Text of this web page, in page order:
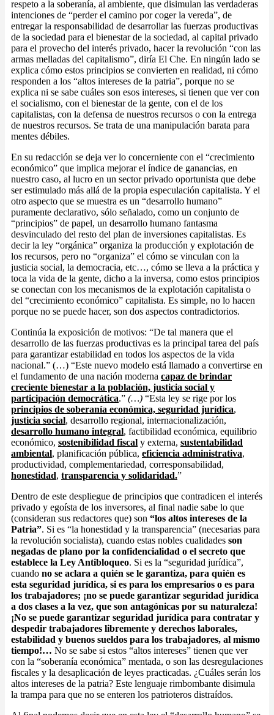
respeto a la soberanía, al ambiente, que disimulan las verdaderas
intenciones de “perder el camino por coger la vereda”, de
entregar la responsabilidad de desarrollar las fuerzas productivas
de la sociedad para el bienestar de la sociedad, al capital privado
para el provecho del interés privado, hacer la revolución “con las
armas melladas del capitalismo”, diría El Che. En ningún lado se
explica cómo estos principios se convierten en realidad, ni cómo
responden a los “altos intereses de la patria”, porque no se
explica ni se sabe cuáles son esos intereses, si tienen que ver con
el socialismo, con el bienestar de la gente, con el de los
capitalistas, con la defensa de nuestros recursos o con la entrega
de nuestros recursos. Se trata de una manipulación barata para
mentes débiles.
En su redacción se deja ver lo concerniente con el “crecimiento
económico” que implica mejorar el índice de ganancias, en
nuestro caso, al lucro en un sector privado oportunista que debe
ser estimulado más allá de la propia especulación capitalista. Y el
otro aspecto que se muestra es un “desarrollo humano”
puramente declarativo, sólo señalado, como un conjunto de
“principios” de papel, un desarrollo humano fantasma
desvinculado del resto del plan de inversiones capitalistas. Es
decir la ley “orgánica” organiza la producción y explotación de
los recursos, pero no “organiza” el cómo se vinculan con la
justicia social, la democracia, etc…, cómo se lleva a la práctica y
toca la vida de la gente, dicho a la inversa, como estos principios
se conectan con los mecanismos de la explotación capitalista o
del “crecimiento económico” capitalista. Es simple, no lo hacen
porque no se puede hacer, son dos aspectos contradictorios.
Continúa la exposición de motivos: “De tal manera que el
desarrollo de las fuerzas productivas es la principal tarea del país
para garantizar estabilidad en todos los aspectos de la vida
nacional.” (…) “Este nuevo modelo está llamado a convertirse en
el fundamento de una nación moderna capaz de brindar
creciente bienestar a la población, justicia social y
participación democrática.” (…) “Esta ley se rige por los
principios de soberanía económica, seguridad jurídica,
justicia social, desarrollo regional, internacionalización,
desarrollo humano integral, factibilidad económica, equilibrio
económico, sostenibilidad fiscal y externa, sustentabilidad
ambiental, planificación pública, eficiencia administrativa,
productividad, complementariedad, corresponsabilidad,
honestidad, transparencia y solidaridad.”
Dentro de este despliegue de principios que contradicen el interés
privado y egoísta de los inversores, al final nadie sabe lo que
(consideran sus redactores que) son “los altos intereses de la
Patria”. Si es “la honestidad y la transparencia” (necesarias para
la revolución socialista), cuando estas nobles cualidades son
negadas de plano por la confidencialidad o el secreto que
establece la Ley Antibloqueo. Si es la “seguridad jurídica”,
cuando no se aclara a quién se le garantiza, para quién es
esta seguridad jurídica, si es para los empresarios o es para
los trabajadores; ¡no se puede garantizar seguridad jurídica
a dos clases a la vez, que son antagónicas por su naturaleza!
¡No se puede garantizar seguridad jurídica para contratar y
despedir trabajadores libremente y derechos laborales,
estabilidad y buenos sueldos para los trabajadores, al mismo
tiempo!… No se sabe si estos “altos intereses” tienen que ver
con la “soberanía económica” mentada, o son las desregulaciones
fiscales y la desaplicación de leyes practicadas. ¿Cuáles serán los
altos intereses de la patria? Este lenguaje rimbombante disimula
la trampa para que no se enteren los patrioteros distraídos.